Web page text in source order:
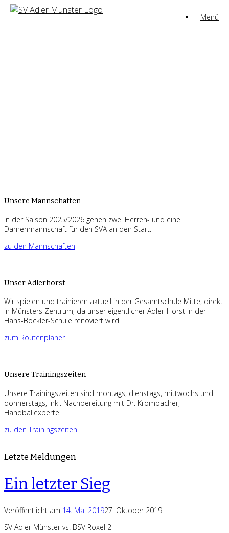
Zum
Menü
Unsere Mannschaften
In der Saison 2025/2026 gehen zwei Herren- und eine
Damenmannschaft für den SVA an den Start.
zu den Mannschaften
Unser Adlerhorst
Wir spielen und trainieren aktuell in der Gesamtschule Mitte, direkt
in Münsters Zentrum, da unser eigentlicher Adler-Horst in der
Hans-Böckler-Schule renoviert wird.
zum Routenplaner
Unsere Trainingszeiten
Unsere Trainingszeiten sind montags, dienstags, mittwochs und
donnerstags, inkl. Nachbereitung mit Dr. Krombacher,
Handballexperte.
zu den Trainingszeiten
Letzte Meldungen
Ein letzter Sieg
Veröffentlicht am 14. Mai 201927. Oktober 2019
SV Adler Münster vs. BSV Roxel 2